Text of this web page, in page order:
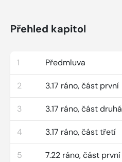
Přehled kapitol
1 Předmluva
2 3.17 ráno, část první
3 3.17 ráno, část druhá
4 3.17 ráno, část třetí
5 7.22 ráno, část první